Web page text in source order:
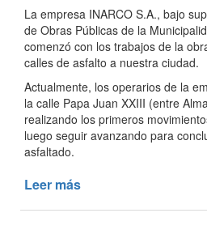
La empresa INARCO S.A., bajo
de Obras Públicas de la
comenzó con los trabajos de la
calles de asfalto a nuestra ciudad.
Actualmente, los operarios de la
la calle Papa Juan XXIII (entre
realizando los primeros
luego seguir avanzando para
asfaltado.
Leer más